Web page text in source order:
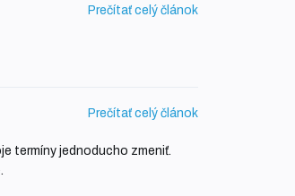
Prečítať celý článok
termíny jednoducho zmeniť.
Prečítať celý článok